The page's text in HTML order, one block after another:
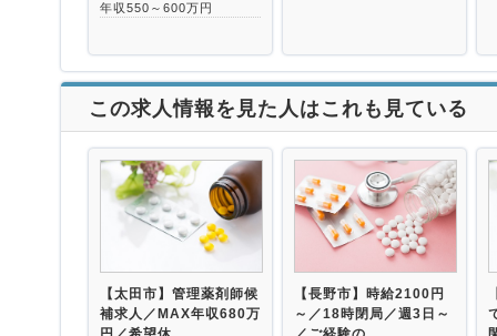
年収550～600万円
この求人情報を見た人はこれも見ている
【太田市】管理薬剤師候
補求人／MAX年収680万
【長野市】時給2100円
～／18時閉局／週3日～